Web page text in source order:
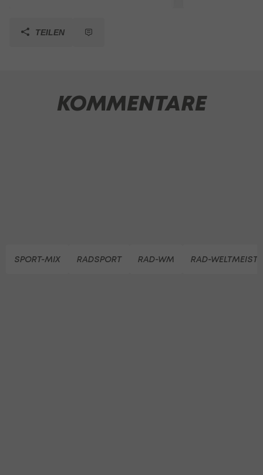
TEILEN
KOMMENTARE
SPORT-MIX RADSPORT RAD-WM RAD-